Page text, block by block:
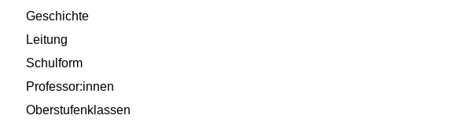
Geschichte
Leitung
Schulform
Professor:innen
Oberstufenklassen